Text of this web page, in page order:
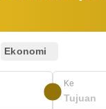
Ekonomi
Ke